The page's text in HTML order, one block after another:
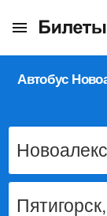
Автобус